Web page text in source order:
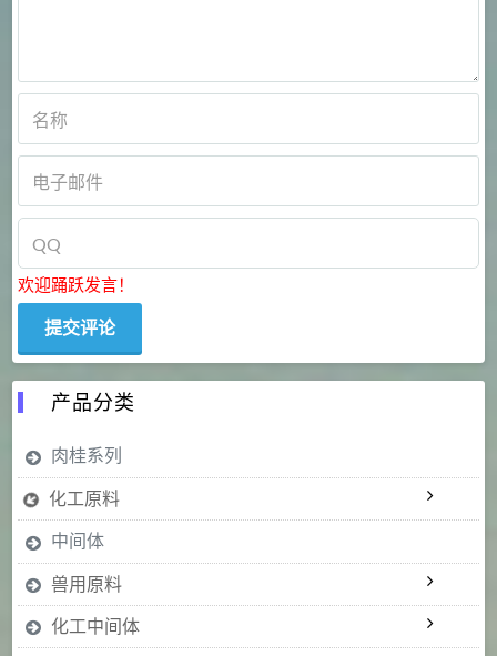
欢迎踊跃发言！
产品分类
肉桂系列
化工原料
中间体
兽用原料
化工中间体